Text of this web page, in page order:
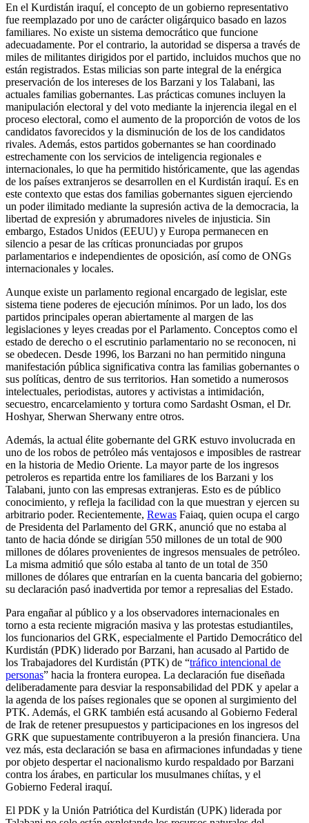
En el Kurdistán iraquí, el concepto de un gobierno representativo
fue reemplazado por uno de carácter oligárquico basado en lazos
familiares. No existe un sistema democrático que funcione
adecuadamente. Por el contrario, la autoridad se dispersa a través de
miles de militantes dirigidos por el partido, incluidos muchos que no
están registrados. Estas milicias son parte integral de la enérgica
preservación de los intereses de los Barzani y los Talabani, las
actuales familias gobernantes. Las prácticas comunes incluyen la
manipulación electoral y del voto mediante la injerencia ilegal en el
proceso electoral, como el aumento de la proporción de votos de los
candidatos favorecidos y la disminución de los de los candidatos
rivales. Además, estos partidos gobernantes se han coordinado
estrechamente con los servicios de inteligencia regionales e
internacionales, lo que ha permitido históricamente, que las agendas
de los países extranjeros se desarrollen en el Kurdistán iraquí. Es en
este contexto que estas dos familias gobernantes siguen ejerciendo
un poder ilimitado mediante la supresión activa de la democracia, la
libertad de expresión y abrumadores niveles de injusticia. Sin
embargo, Estados Unidos (EEUU) y Europa permanecen en
silencio a pesar de las críticas pronunciadas por grupos
parlamentarios e independientes de oposición, así como de ONGs
internacionales y locales.
Aunque existe un parlamento regional encargado de legislar, este
sistema tiene poderes de ejecución mínimos. Por un lado, los dos
partidos principales operan abiertamente al margen de las
legislaciones y leyes creadas por el Parlamento. Conceptos como el
estado de derecho o el escrutinio parlamentario no se reconocen, ni
se obedecen. Desde 1996, los Barzani no han permitido ninguna
manifestación pública significativa contra las familias gobernantes o
sus políticas, dentro de sus territorios. Han sometido a numerosos
intelectuales, periodistas, autores y activistas a intimidación,
secuestro, encarcelamiento y tortura como Sardasht Osman, el Dr.
Hoshyar, Sherwan Sherwany entre otros.
Además, la actual élite gobernante del GRK estuvo involucrada en
uno de los robos de petróleo más ventajosos e imposibles de rastrear
en la historia de Medio Oriente. La mayor parte de los ingresos
petroleros es repartida entre los familiares de los Barzani y los
Talabani, junto con las empresas extranjeras. Esto es de público
conocimiento, y refleja la facilidad con la que muestran y ejercen su
arbitrario poder. Recientemente, Rewas Faiaq, quien ocupa el cargo
de Presidenta del Parlamento del GRK, anunció que no estaba al
tanto de hacia dónde se dirigían 550 millones de un total de 900
millones de dólares provenientes de ingresos mensuales de petróleo.
La misma admitió que sólo estaba al tanto de un total de 350
millones de dólares que entrarían en la cuenta bancaria del gobierno;
su declaración pasó inadvertida por temor a represalias del Estado.
Para engañar al público y a los observadores internacionales en
torno a esta reciente migración masiva y las protestas estudiantiles,
los funcionarios del GRK, especialmente el Partido Democrático del
Kurdistán (PDK) liderado por Barzani, han acusado al Partido de
los Trabajadores del Kurdistán (PTK) de “tráfico intencional de
personas” hacia la frontera europea. La declaración fue diseñada
deliberadamente para desviar la responsabilidad del PDK y apelar a
la agenda de los países regionales que se oponen al surgimiento del
PTK. Además, el GRK también está acusando al Gobierno Federal
de Irak de retener presupuestos y participaciones en los ingresos del
GRK que supuestamente contribuyeron a la presión financiera. Una
vez más, esta declaración se basa en afirmaciones infundadas y tiene
por objeto despertar el nacionalismo kurdo respaldado por Barzani
contra los árabes, en particular los musulmanes chiítas, y el
Gobierno Federal iraquí.
El PDK y la Unión Patriótica del Kurdistán (UPK) liderada por